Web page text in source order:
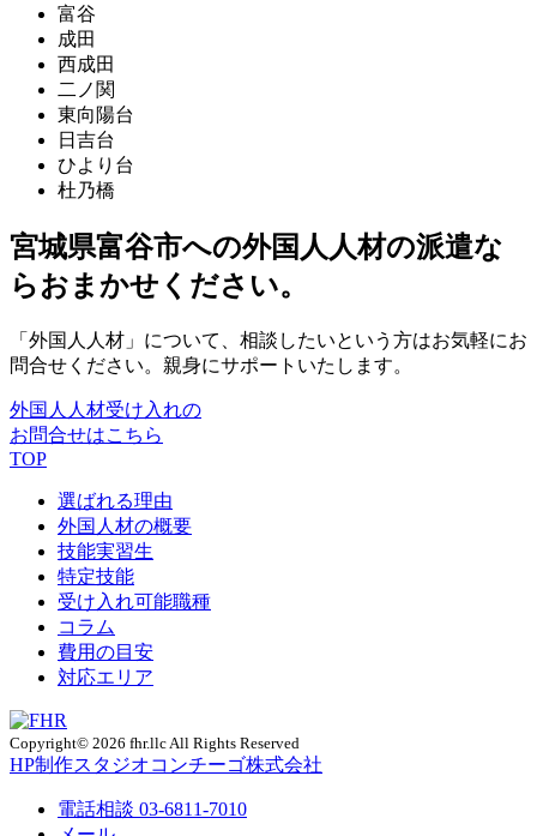
富谷
成田
西成田
二ノ関
東向陽台
日吉台
ひより台
杜乃橋
宮城県富谷市への外国人人材の派遣な
らおまかせください。
「外国人人材」について、相談したいという方はお気軽にお
問合せください。親身にサポートいたします。
外国人人材受け入れの
お問合せはこちら
TOP
選ばれる理由
外国人材の概要
技能実習生
特定技能
受け入れ可能職種
コラム
費用の目安
対応エリア
Copyright© 2026 fhr.llc All Rights Reserved
HP制作スタジオコンチーゴ株式会社
電話相談 03-6811-7010